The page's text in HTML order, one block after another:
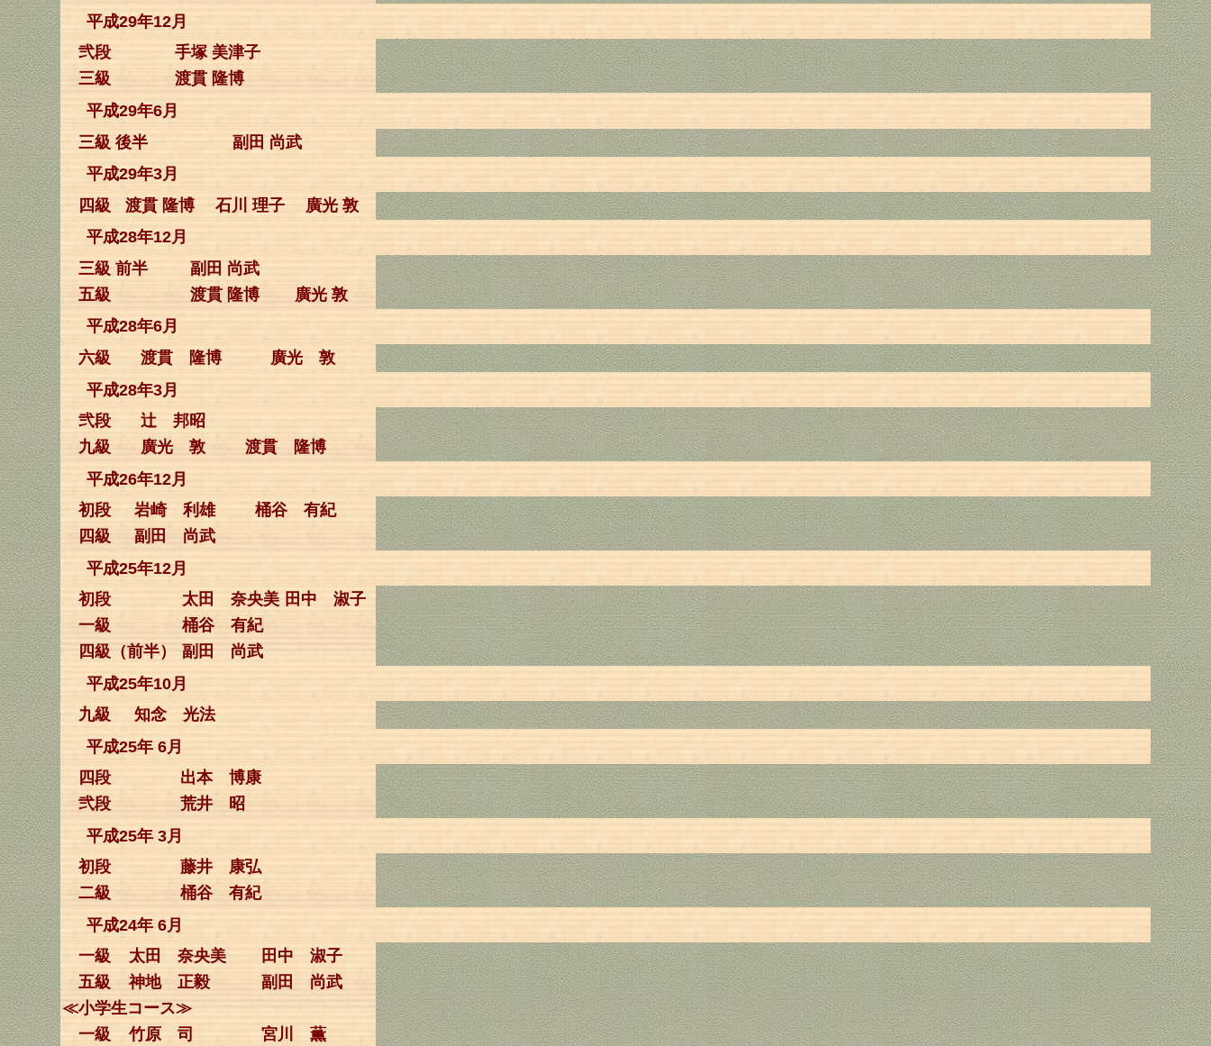
平成29年12月
弐段
手塚 美津子
三級
渡貫 隆博
平成29年6月
三級 後半
副田 尚武
平成29年3月
四級
渡貫 隆博 石川 理子
廣光 敦
平成28年12月
三級 前半
副田 尚武
五級
渡貫 隆博
廣光 敦
平成28年6月
六級
渡貫 隆博
廣光 敦
平成28年3月
弐段
辻 邦昭
九級
廣光 敦
渡貫 隆博
平成26年12月
初段
岩崎 利雄
桶谷 有紀
四級
副田 尚武
平成25年12月
初段
太田 奈央美 田中 淑子
一級
桶谷 有紀
四級（前半）
副田 尚武
平成25年10月
九級
知念 光法
平成25年 6月
四段
出本 博康
弐段
荒井 昭
平成25年 3月
初段
藤井 康弘
二級
桶谷 有紀
平成24年 6月
一級
太田 奈央美
田中 淑子
五級
神地 正毅
副田 尚武
≪小学生コース≫
一級
竹原 司 宮川 薫